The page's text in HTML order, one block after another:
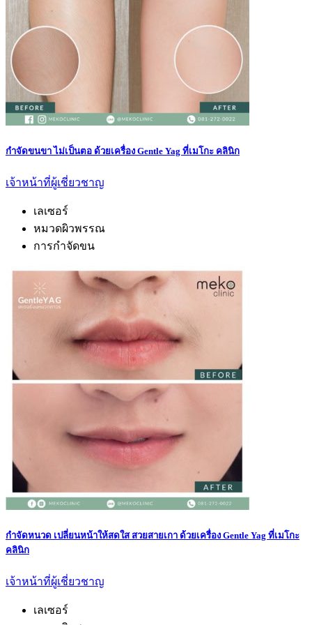
กำจัดขนขา ไม่เป็นตอ ด้วยเครื่อง Gentle Yag ที่เมโกะ คลินิก
เจ้าหน้าที่ผู้เชี่ยวชาญ
เลเซอร์
หมวดผิวพรรณ
การกำจัดขน
กำจัดหนวด เปลี่ยนหน้าให้สดใส สวยสายเกา ด้วยเครื่อง Gentle Yag ที่เมโกะ
คลินิก
เจ้าหน้าที่ผู้เชี่ยวชาญ
เลเซอร์